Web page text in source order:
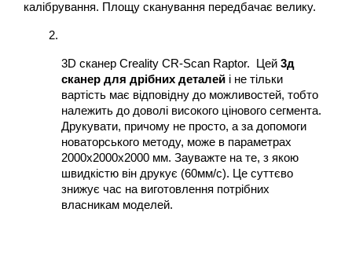
калібрування. Площу сканування передбачає велику.
3D сканер Creality CR-Scan Raptor. Цей 3д
сканер для дрібних деталей і не тільки
вартість має відповідну до можливостей, тобто
належить до доволі високого цінового сегмента.
Друкувати, причому не просто, а за допомоги
новаторського методу, може в параметрах
2000х2000х2000 мм. Зауважте на те, з якою
швидкістю він друкує (60мм/с). Це суттєво
знижує час на виготовлення потрібних
власникам моделей.